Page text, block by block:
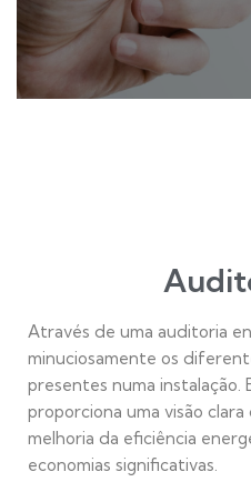
Através de uma auditoria
minuciosamente os
presentes numa instalação.
proporciona uma visão
melhoria da eficiência
economias significativas.